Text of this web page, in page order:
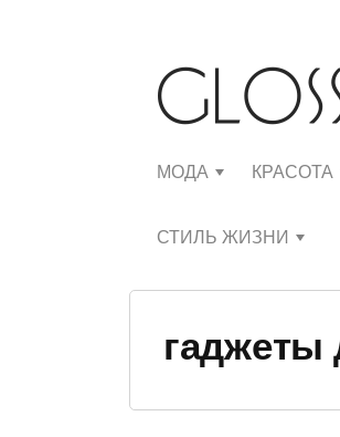
МОДА КРАСОТА
СТИЛЬ ЖИЗНИ